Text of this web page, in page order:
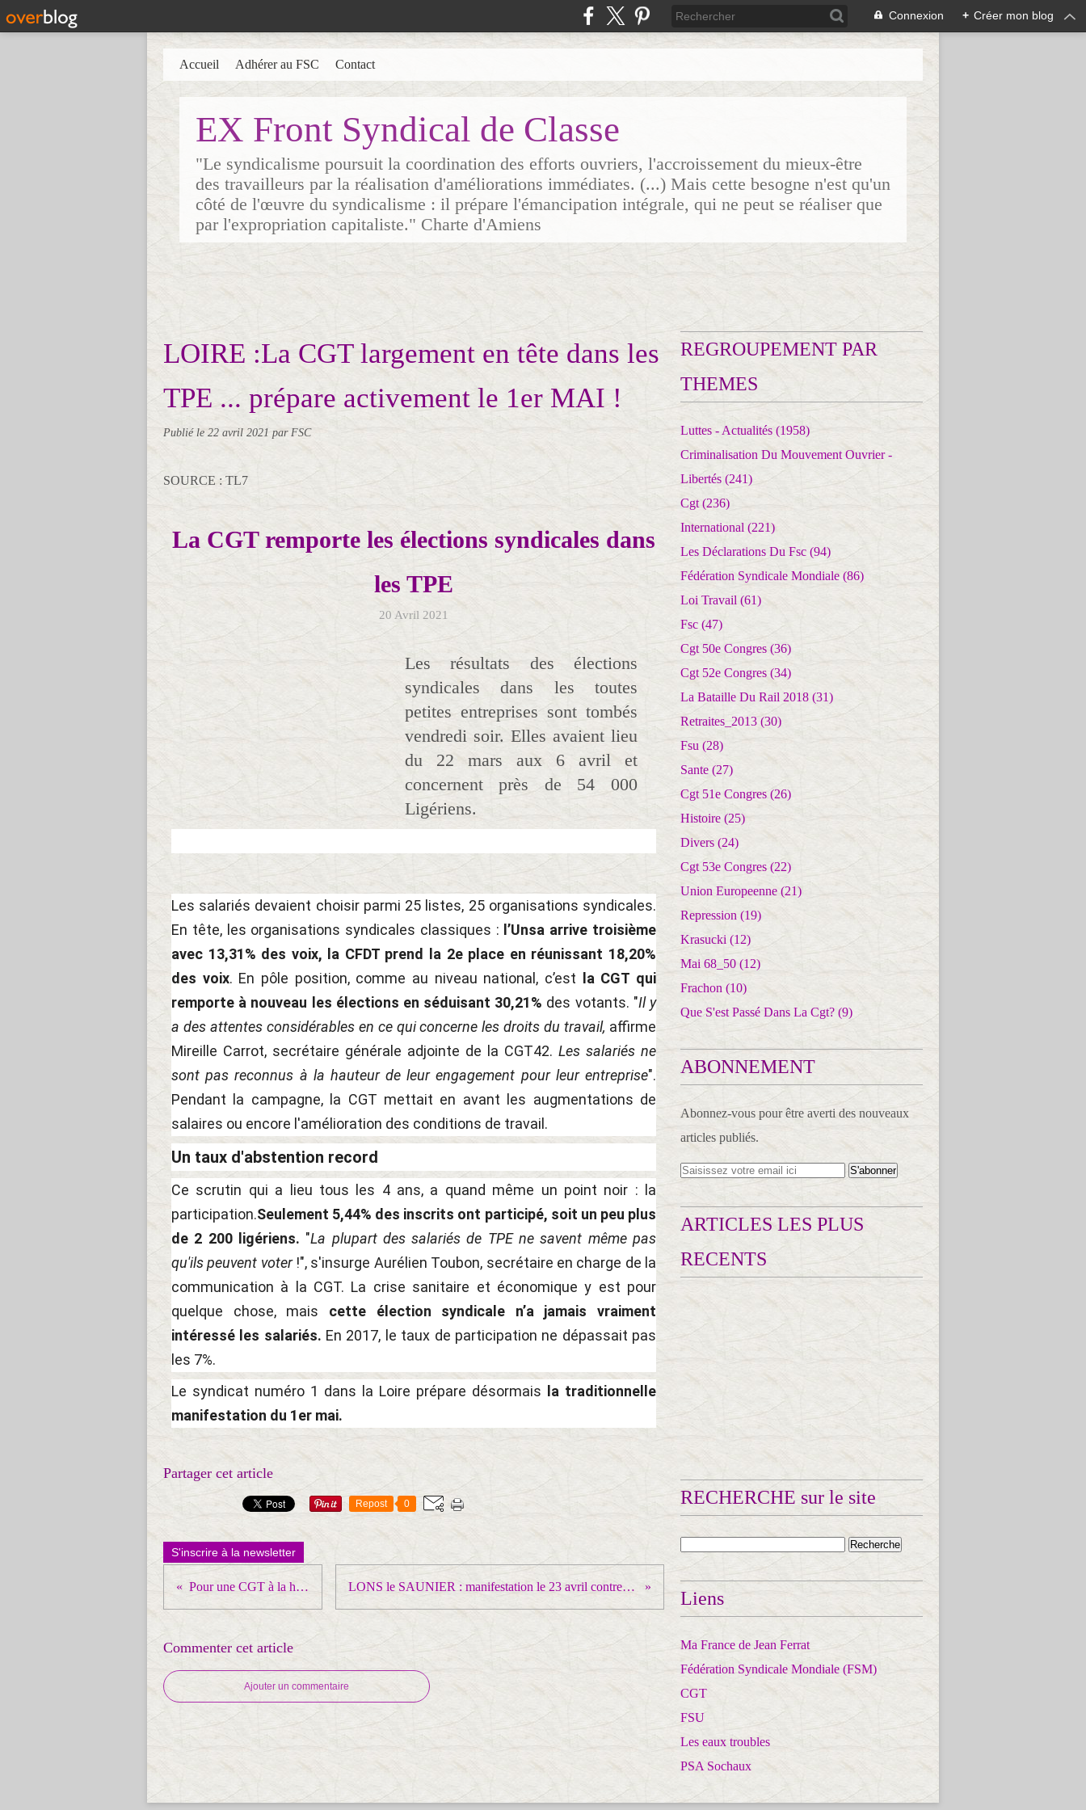
Connexion + Créer mon blog
EX Front Syndical de Classe
"Le syndicalisme poursuit la coordination des efforts ouvriers, l'accroissement du mieux-être
des travailleurs par la réalisation d'améliorations immédiates. (...) Mais cette besogne n'est qu'un
côté de l'œuvre du syndicalisme : il prépare l'émancipation intégrale, qui ne peut se réaliser que
par l'expropriation capitaliste." Charte d'Amiens
Accueil Adhérer au FSC Contact
LOIRE :La CGT largement en tête dans les
TPE ... prépare activement le 1er MAI !
Publié le 22 avril 2021 par FSC
SOURCE : TL7
La CGT remporte les élections syndicales dans
les TPE
20 Avril 2021
Les résultats des élections
syndicales dans les toutes
petites entreprises sont tombés
vendredi soir. Elles avaient lieu
du 22 mars aux 6 avril et
concernent près de 54 000
Ligériens.
Les salariés devaient choisir parmi 25 listes, 25 organisations syndicales.
En tête, les organisations syndicales classiques : l’Unsa arrive troisième
avec 13,31% des voix, la CFDT prend la 2e place en réunissant 18,20%
des voix. En pôle position, comme au niveau national, c’est
la CGT qui
remporte à nouveau les élections en séduisant 30,21% des votants. "Il y
a des attentes considérables en ce qui concerne les droits du travail, affirme
Mireille Carrot, secrétaire générale adjointe de la CGT42. Les salariés ne
sont pas reconnus à la hauteur de leur engagement pour leur entreprise".
Pendant la campagne, la CGT mettait en avant les augmentations de
salaires ou encore l'amélioration des conditions de travail.
Un taux d'abstention record
Ce scrutin qui a lieu tous les 4 ans, a quand même un point noir : la
participation.Seulement 5,44% des inscrits ont participé, soit un peu plus
de 2 200 ligériens. "La plupart des salariés de TPE ne savent même pas
qu'ils peuvent voter !", s'insurge Aurélien Toubon, secrétaire en charge de la
communication à la CGT. La crise sanitaire et économique y est pour
quelque chose, mais
cette élection syndicale n’a jamais vraiment
intéressé les salariés. En 2017, le taux de participation ne dépassait pas
les 7%.
Le syndicat numéro 1 dans la Loire prépare désormais
la traditionnelle
manifestation du 1er mai.
Partager cet article
Repost 0
S'inscrire à la newsletter
Pour une CGT à la hauteur des enjeux LONS le SAUNIER : manifestation le 23 avril contre la réforme de l'assurance chômage !
Commenter cet article
Ajouter un commentaire
REGROUPEMENT PAR
THEMES
Luttes - Actualités (1958)
Criminalisation Du Mouvement Ouvrier -
Libertés (241)
Cgt (236)
International (221)
Les Déclarations Du Fsc (94)
Fédération Syndicale Mondiale (86)
Loi Travail (61)
Fsc (47)
Cgt 50e Congres (36)
Cgt 52e Congres (34)
La Bataille Du Rail 2018 (31)
Retraites_2013 (30)
Fsu (28)
Sante (27)
Cgt 51e Congres (26)
Histoire (25)
Divers (24)
Cgt 53e Congres (22)
Union Europeenne (21)
Repression (19)
Krasucki (12)
Mai 68_50 (12)
Frachon (10)
Que S'est Passé Dans La Cgt? (9)
ABONNEMENT
Abonnez-vous pour être averti des nouveaux
articles publiés.
ARTICLES LES PLUS
RECENTS
RECHERCHE sur le site
Liens
Ma France de Jean Ferrat
Fédération Syndicale Mondiale (FSM)
CGT
FSU
Les eaux troubles
PSA Sochaux